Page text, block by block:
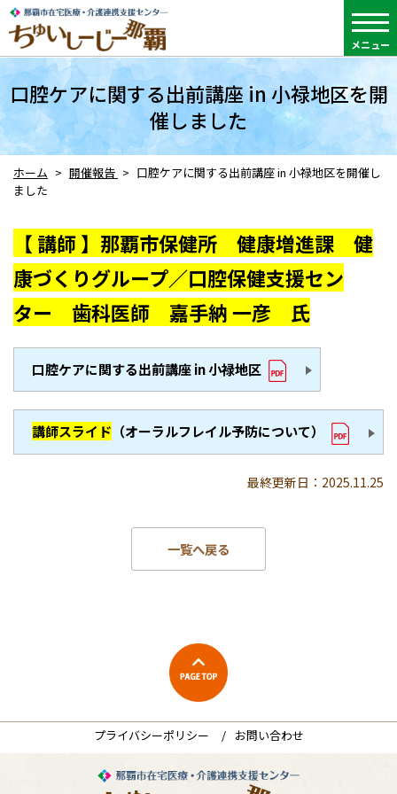
メニュー
口腔ケアに関する出前講座 in 小禄地区を開
催しました
ホーム 開催報告
口腔ケアに関する出前講座 in 小禄地区を開催し
ました
【 講師 】那覇市保健所 健康増進課 健
康づくりグループ／口腔保健支援セン
ター 歯科医師 嘉手納 一彦 氏
口腔ケアに関する出前講座 in 小禄地区
講師スライド （オーラルフレイル予防について）
最終更新日：2025.11.25
一覧へ戻る
プライバシーポリシー お問い合わせ